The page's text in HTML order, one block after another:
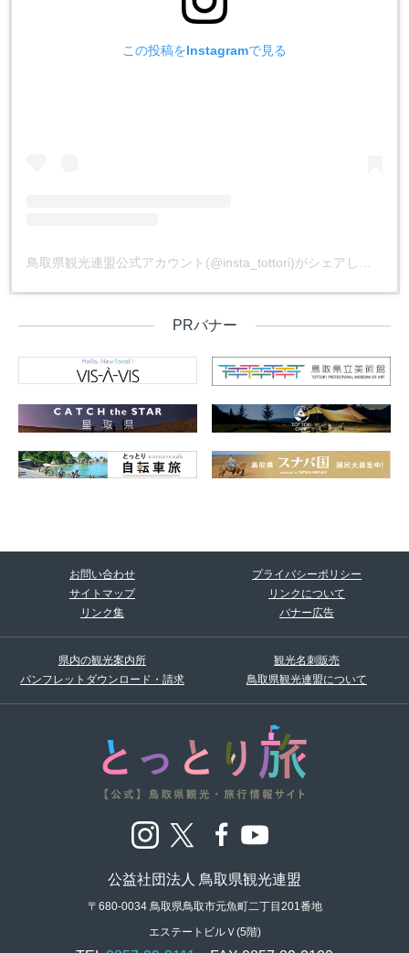
この投稿をInstagramで見る
PRバナー
お問い合わせ
プライバシーポリシー
サイトマップ
リンクについて
リンク集
バナー広告
県内の観光案内所
観光名刺販売
パンフレットダウンロード・請求
鳥取県観光連盟について
公益社団法人 鳥取県観光連盟
〒680-0034 鳥取県鳥取市元魚町二丁目201番地
エステートビルＶ(5階)